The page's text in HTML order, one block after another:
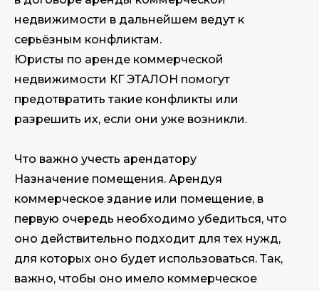
недвижимости в дальнейшем ведут к
серьёзным конфликтам.
Юристы по аренде коммерческой
недвижимости КГ ЭТАЛОН помогут
предотвратить такие конфликты или
разрешить их, если они уже возникли.
Что важно учесть арендатору
Назначение помещения. Арендуя
коммерческое здание или помещение, в
первую очередь необходимо убедиться, что
оно действительно подходит для тех нужд,
для которых оно будет использоваться. Так,
важно, чтобы оно имело коммерческое